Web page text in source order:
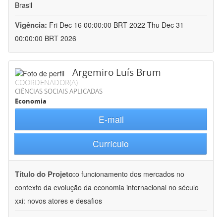
Brasil
Vigência: Fri Dec 16 00:00:00 BRT 2022-Thu Dec 31
00:00:00 BRT 2026
Argemiro Luís Brum
COORDENADOR(A)
CIÊNCIAS SOCIAIS APLICADAS
Economia
E-mail
Currículo
Título do Projeto:o funcionamento dos mercados no
contexto da evolução da economia internacional no século
xxi: novos atores e desafios